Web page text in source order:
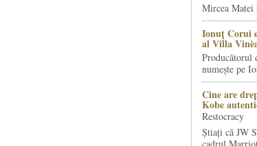
Mircea
Ionuț Corui
al Villa
numește pe
Cine are
Kobe
Restocracy
Știați că JW